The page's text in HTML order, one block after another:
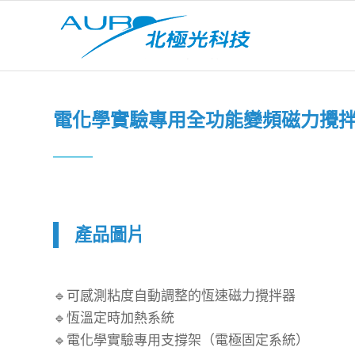
電化學實驗專用全功能變頻磁力攪
產品圖片
🔹可感測粘度自動調整的恆速磁力攪拌器
🔹恆溫定時加熱系統
🔹電化學實驗專用支撐架（電極固定系統）